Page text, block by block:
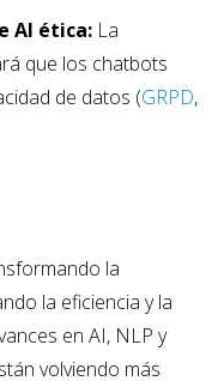
AI ética:La
que los chatbots
de datos (GRPD,
la
la eficiencia y la
en AI, NLP y
volviendo más